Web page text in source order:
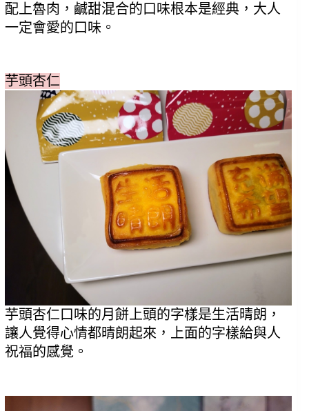
配上魯肉，鹹甜混合的口味根本是經典，大人
一定會愛的口味。
芋頭杏仁
芋頭杏仁口味的月餅上頭的字樣是生活晴朗，
讓人覺得心情都晴朗起來，上面的字樣給與人
祝福的感覺。